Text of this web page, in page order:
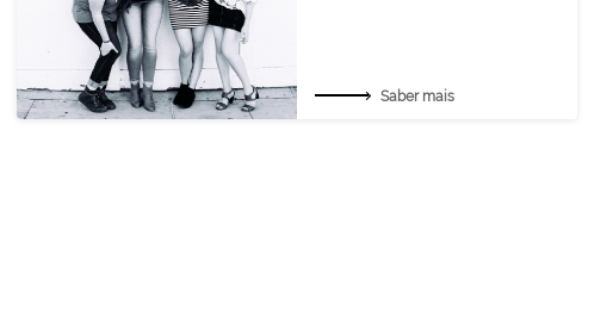
Saber mais